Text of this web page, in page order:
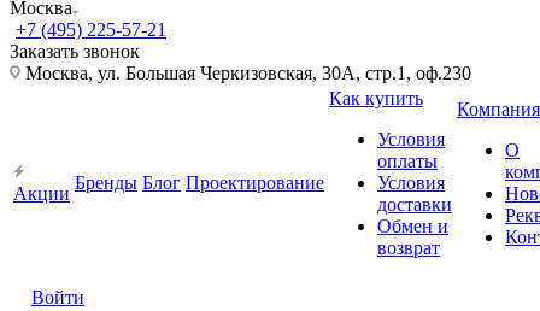
Москва
+7 (495) 225-57-21
Заказать звонок
Москва, ул. Большая Черкизовская, 30А, стр.1, оф.230
Акции
Бренды Блог Проектирование
Как купить
Условия
оплаты
Условия
доставки
Обмен и
возврат
Компания
О
Войти